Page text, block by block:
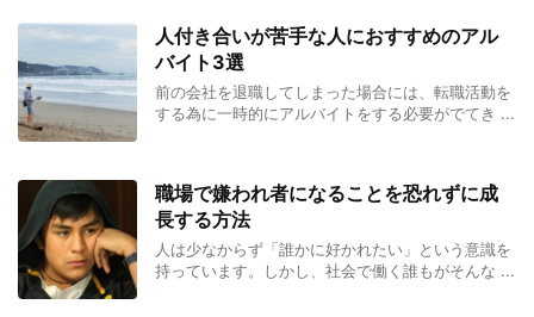
人付き合いが苦手な人におすすめのアル
バイト3選
前の会社を退職してしまった場合には、転職活動を
する為に一時的にアルバイトをする必要がでてき ...
職場で嫌われ者になることを恐れずに成
長する方法
人は少なからず「誰かに好かれたい」という意識を
持っています。しかし、社会で働く誰もがそんな ...